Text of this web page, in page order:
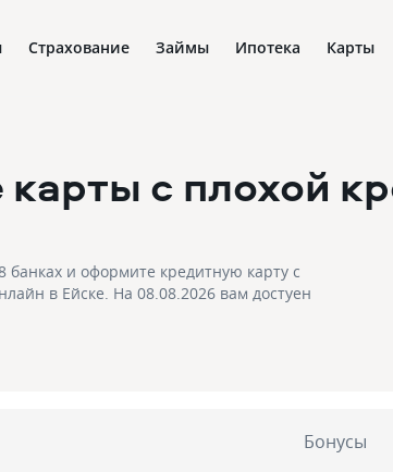
Страхование Займы Ипотека Карты
с плохой
и оформите кредитную карту с
в Ейске. На 08.08.2026 вам достуен
Бонусы